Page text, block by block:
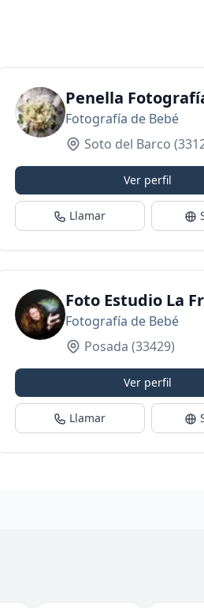
Penella
Fotografía de Bebé
Soto del Barco
Ver perfil
Llamar
Foto Estudio La
Fotografía de Bebé
Posada (33429)
Ver perfil
Llamar